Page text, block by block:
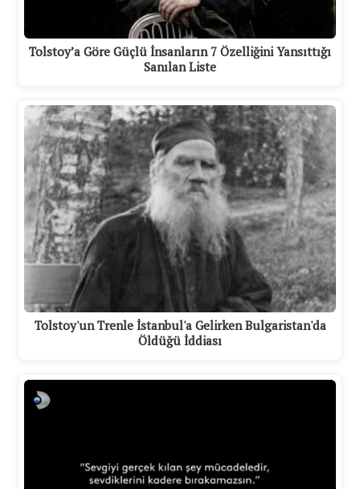
Tolstoy’a Göre Güçlü İnsanların 7 Özelliğini Yansıttığı
Sanılan Liste
Tolstoy'un Trenle İstanbul'a Gelirken Bulgaristan'da
Öldüğü İddiası